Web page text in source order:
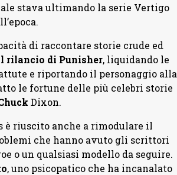
stava ultimando la serie Vertigo
di raccontare storie crude ed
rilancio di Punisher, liquidando le
e riportando il personaggio alla
le fortune delle più celebri storie
Dixon.
è riuscito anche a rimodulare il
che hanno avuto gli scrittori
o un qualsiasi modello da seguire.
, uno psicopatico che ha incanalato